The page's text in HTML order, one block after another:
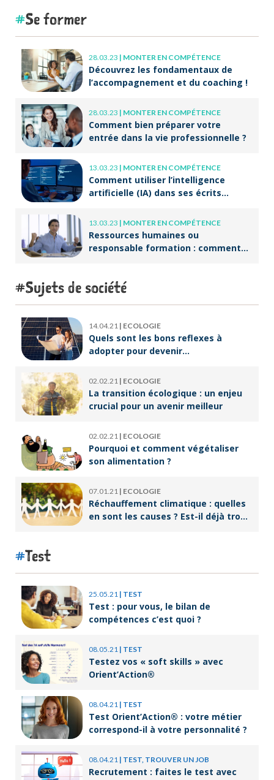
Se former
28.03.23 | MONTER EN COMPÉTENCE
Découvrez les fondamentaux de
l’accompagnement et du coaching !
28.03.23 | MONTER EN COMPÉTENCE
Comment bien préparer votre
entrée dans la vie professionnelle ?
13.03.23 | MONTER EN COMPÉTENCE
Comment utiliser l’intelligence
artificielle (IA) dans ses écrits
13.03.23 | MONTER EN COMPÉTENCE
Ressources humaines ou
responsable formation : comment
Sujets de société
14.04.21 | ECOLOGIE
Quels sont les bons reflexes à
adopter pour devenir
02.02.21 | ECOLOGIE
La transition écologique : un enjeu
crucial pour un avenir meilleur
02.02.21 | ECOLOGIE
Pourquoi et comment végétaliser
son alimentation ?
07.01.21 | ECOLOGIE
Réchauffement climatique : quelles
en sont les causes ? Est-il déjà trop
Test
25.05.21 | TEST
Test : pour vous, le bilan de
compétences c’est quoi ?
08.05.21 | TEST
Testez vos « soft skills » avec
Orient’Action®
08.04.21 | TEST
Test Orient’Action® : votre métier
correspond-il à votre personnalité ?
08.04.21 | TEST, TROUVER UN JOB
Recrutement : faites le test avec